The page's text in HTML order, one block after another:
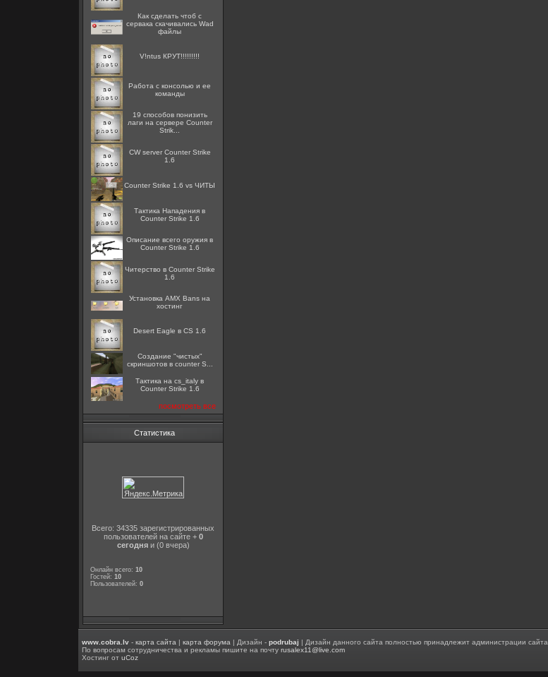
Как сделать чтоб с
сервака скачивались Wad
файлы
V!ntus КРУТ!!!!!!!!!
Работа с консолью и ее
команды
19 способов понизить
лаги на сервере Counter
Strik...
CW server Counter Strike
1.6
Counter Strike 1.6 vs ЧИТЫ
Тактика Нападения в
Counter Strike 1.6
Описание всего оружия в
Counter Strike 1.6
Читерство в Counter Strike
1.6
Установка AMX Bans на
хостинг
Desert Eagle в CS 1.6
Создание "чистых"
скриншотов в counter S...
Тактика на cs_italy в
Counter Strike 1.6
посмотреть все
Статистика
Всего: 34335 зарегистрированных
пользователей на сайте + 0
сегодняи (0 вчера)
Онлайн всего: 10
Гостей: 10
Пользователей: 0
www.cobra.lv - карта сайта | карта форума | Дизайн - podrubaj | Дизайн данного сайта полностью принадлежит администрации сайта.
По вопросам сотрудничества и рекламы пишите на почту rusalex11@live.com
Хостинг от uCoz